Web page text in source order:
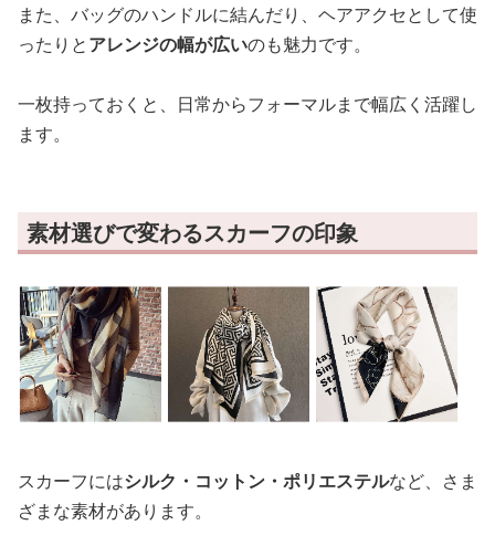
また、バッグのハンドルに結んだり、ヘアアクセとして使
ったりとアレンジの幅が広いのも魅力です。
一枚持っておくと、日常からフォーマルまで幅広く活躍し
ます。
素材選びで変わるスカーフの印象
スカーフにはシルク・コットン・ポリエステルなど、さま
ざまな素材があります。